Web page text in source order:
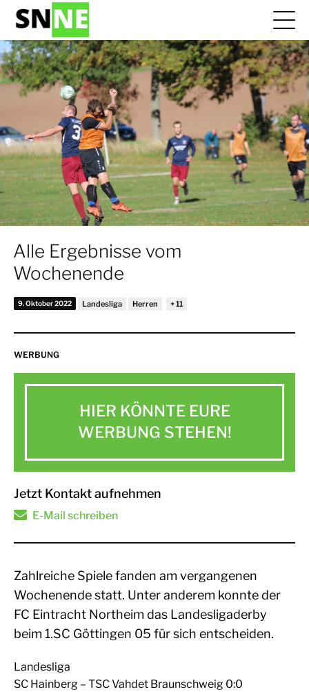
Alle Ergebnisse vom
Wochenende
9. Oktober 2022 Landesliga Herren
WERBUNG
HIER KÖNNTE EURE
WERBUNG STEHEN!
Jetzt Kontakt aufnehmen
E-Mail schreiben
Zahlreiche Spiele fanden am vergangenen
Wochenende statt. Unter anderem konnte der
FC Eintracht Northeim das Landesligaderby
beim 1.SC Göttingen 05 für sich entscheiden.
Landesliga
SC Hainberg – TSC Vahdet Braunschweig 0:0